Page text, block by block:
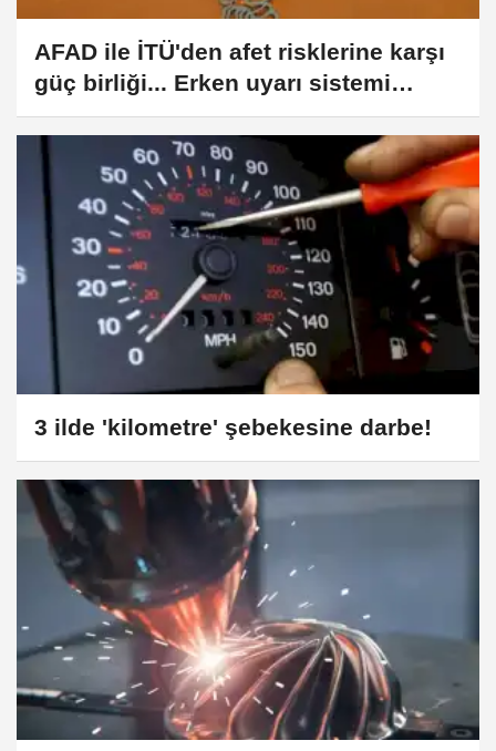
AFAD ile İTÜ'den afet risklerine karşı
güç birliği... Erken uyarı sistemi
kurulacak
3 ilde 'kilometre' şebekesine darbe!